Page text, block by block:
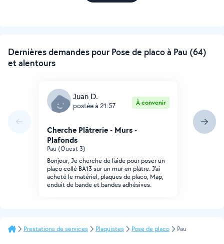
Dernières demandes pour Pose de placo à Pau (64)
et alentours
Juan D.
postée à 21:57 À convenir
Cherche Plâtrerie - Murs -
Plafonds
Pau (Ouest 3)
Bonjour, Je cherche de l'aide pour poser un
placo collé BA13 sur un mur en plâtre. J'ai
acheté le matériel, plaques de placo, Map,
enduit de bande et bandes adhésives.
Prestations de services Plaquistes Pose de placo Pau